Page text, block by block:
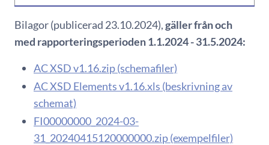
Bilagor (publicerad 23.10.2024),gäller från och
med rapporteringsperioden 1.1.2024 - 31.5.2024:
AC XSD v1.16.zip (schemafiler)
AC XSD Elements v1.16.xls (beskrivning av
schemat)
FI00000000_2024-03-
31_20240415120000000.zip (exempelfiler)